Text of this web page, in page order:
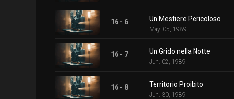
16 - 6 Un Mestiere Pericoloso
May. 05, 1989
16 - 7 Un Grido nella Notte
Jun. 02, 1989
16 - 8 Territorio Proibito
Jun. 30, 1989